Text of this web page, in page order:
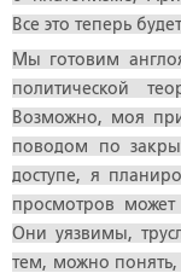
Все это теперь
Мы готовим
политической
Возможно, моя
поводом по
доступе, я
просмотров
Они уязвимы,
тем, можно